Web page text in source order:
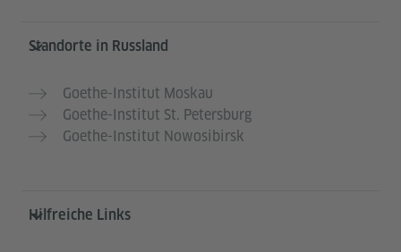
Service- und Informationsbereich
Standorte in Russland
Goethe-Institut Moskau
Goethe-Institut St. Petersburg
Goethe-Institut Nowosibirsk
Hilfreiche Links